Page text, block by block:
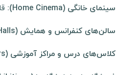
سینمای خانگی (Home Cinema):
سالن‌های کنفرانس و همایش (Meeting Rooms & Conference Halls):
کلاس‌های درس و مراکز آموزشی (Classrooms & Educational Centers):